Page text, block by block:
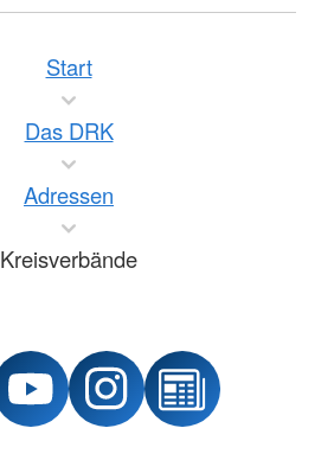
Start
Das DRK
Adressen
Kreisverbände